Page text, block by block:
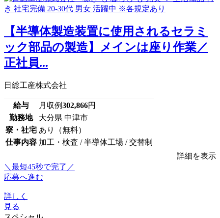
【半導体製造装置に使用されるセラミ
ック部品の製造】メインは座り作業／
正社員...
日総工産株式会社
給与 月収例302,866円
勤務地
大分県 中津市
寮・社宅 あり（無料）
仕事内容 加工・検査 / 半導体工場 / 交替制
詳細を表示
＼最短45秒で完了／
応募へ進む
詳しく
見る